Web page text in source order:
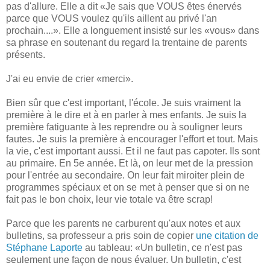
pas d'allure. Elle a dit «Je sais que VOUS êtes énervés
parce que VOUS voulez qu'ils aillent au privé l'an
prochain....». Elle a longuement insisté sur les «vous» dans
sa phrase en soutenant du regard la trentaine de parents
présents.
J'ai eu envie de crier «merci».
Bien sûr que c'est important, l'école. Je suis vraiment la
première à le dire et à en parler à mes enfants. Je suis la
première fatiguante à les reprendre ou à souligner leurs
fautes. Je suis la première à encourager l'effort et tout. Mais
la vie, c'est important aussi. Et il ne faut pas capoter. Ils sont
au primaire. En 5e année. Et là, on leur met de la pression
pour l'entrée au secondaire. On leur fait miroiter plein de
programmes spéciaux et on se met à penser que si on ne
fait pas le bon choix, leur vie totale va être scrap!
Parce que les parents ne carburent qu'aux notes et aux
bulletins, sa professeur a pris soin de copier une citation de
Stéphane Laporte au tableau: «Un bulletin, ce n'est pas
seulement une façon de nous évaluer. Un bulletin, c'est